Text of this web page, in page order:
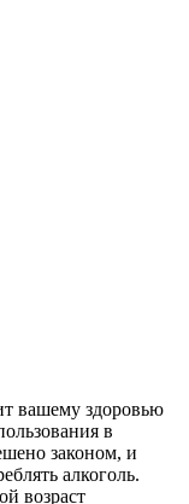
вашему здоровью
в
законом, и
алкоголь.
возраст